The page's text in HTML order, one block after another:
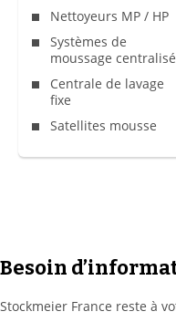
Nettoyeurs MP / HP
Systèmes de
moussage
Centrale de lavage
fixe
Satellites mousse
Besoin
Stockmeier France reste à